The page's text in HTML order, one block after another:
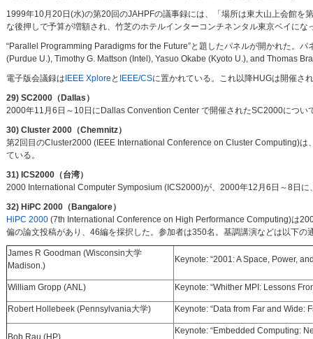
1999年10月20日(水)の第20回のJAHPFの議事録には、「場所は東大山上会館
な後押しで予算が増額され、竹芝のホテルインターコンチネンタル東京ベイにな
“Parallel Programming Paradigms for the Future”と題したパネルが開かれた。
(Purdue U.), Timothy G. Mattson (Intel), Yasuo Okabe (Kyoto U.), and Thomas
電子版会議録は IEEE Xplore と IEEE/CSに置かれている。これ以降HUGは開催さ
29) SC2000（Dallas）
2000年11月6日～10日にDallas Convention Center で開催されたSC2000につい
30) Cluster 2000（Chemnitz）
第2回目のCluster2000 (IEEE International Conference on Cluster Computing)
ている。
31) ICS2000（台湾）
2000 International Computer Symposium (ICS2000)が、2000年12月6日～8日
32) HiPC 2000（Bangalore）
HiPC 2000(7th International Conference on High Performance Computing)は
偏の論文投稿があり、46編を採択した。参加者は350名。基調講演などは以下の
James R Goodman (Wisconsin大学
Madison.)
Keynote: “2001: A Space, Power,
William Gropp (ANL) Keynote: “Whither MPI: Lessons
Robert Hollebeek (Pennsylvania大学) Keynote: “Data from Far and Wide:
Bob Rau (HP)
Keynote: “Embedded Computing: